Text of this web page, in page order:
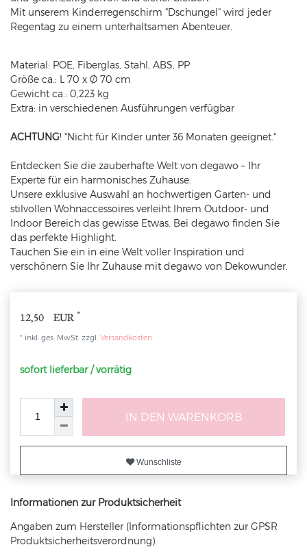
Mit unserem Kinderregenschirm "Dschungel" wird jeder
Regentag zu einem unterhaltsamen Abenteuer.
Material: POE, Fiberglas, Stahl, ABS, PP
Größe ca.: L 70 x Ø 70 cm
Gewicht ca.: 0,223 kg
Extra: in verschiedenen Ausführungen verfügbar
ACHTUNG! "Nicht für Kinder unter 36 Monaten geeignet."
Entdecken Sie die zauberhafte Welt von degawo – Ihr
Experte für ein harmonisches Zuhause.
Unsere exklusive Auswahl an hochwertigen Garten- und
stilvollen Wohnaccessoires verleiht Ihrem Outdoor- und
Indoor Bereich das gewisse Etwas. Bei degawo finden Sie
das perfekte Highlight.
Tauchen Sie ein in eine Welt voller Inspiration und
verschönern Sie Ihr Zuhause mit degawo von Dekowunder.
12,50 EUR *
* inkl. ges. MwSt. zzgl. Versandkosten
sofort lieferbar / vorrätig
IN DEN WARENKORB
Wunschliste
Informationen zur Produktsicherheit
Angaben zum Hersteller (Informationspflichten zur GPSR
Produktsicherheitsverordnung)